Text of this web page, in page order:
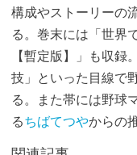
構成やストーリーの
る。巻末には「世界
【暫定版】」も収
技」といった目線で
る。また帯には野球
るちばてつやからの